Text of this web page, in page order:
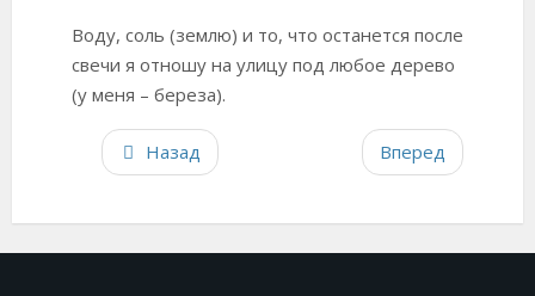
Воду, соль (землю) и то, что останется после
свечи я отношу на улицу под любое дерево
(у меня – береза).
Назад Вперед